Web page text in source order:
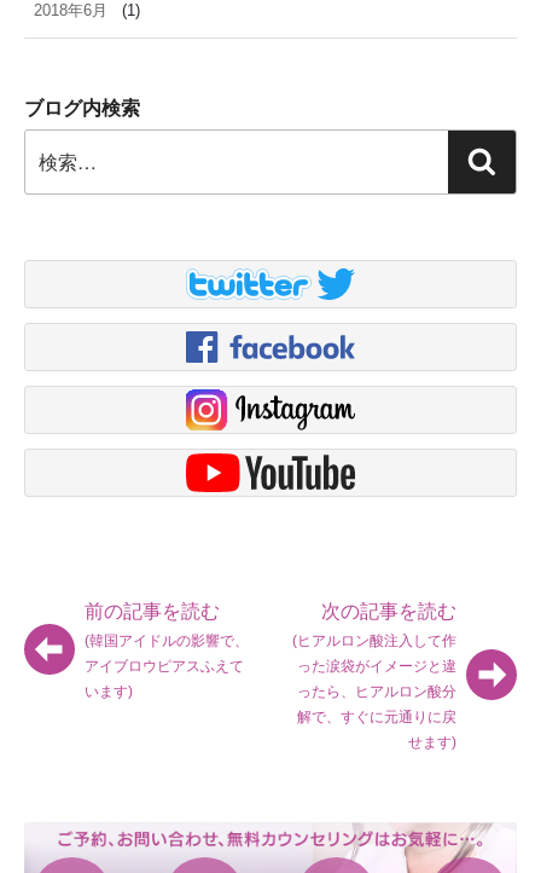
2018年6月 (1)
ブログ内検索
索
前の記事を読む
(韓国アイドルの影響で、
アイブロウピアスふえて
います)
次の記事を読む
(ヒアルロン酸注入して作
った涙袋がイメージと違
ったら、ヒアルロン酸分
解で、すぐに元通りに戻
せます)